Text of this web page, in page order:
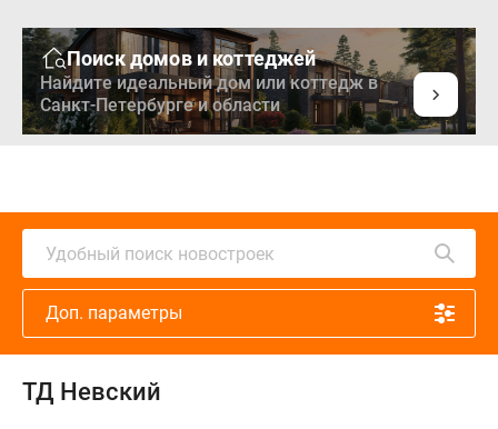
Поиск домов и коттеджей
Найдите идеальный дом или коттедж в
Санкт-Петербурге и области
Удобный поиск новостроек
Доп. параметры
ТД Невский